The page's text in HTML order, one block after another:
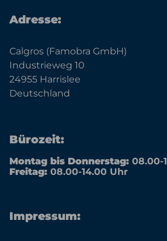
Adresse:
Calgros (Famobra GmbH)
Industrieweg 10
24955 Harrislee
Deutschland
Bürozeit:
Montag bis Donnerstag: 08.00-
Freitag: 08.00-14.00 Uhr
Impressum: